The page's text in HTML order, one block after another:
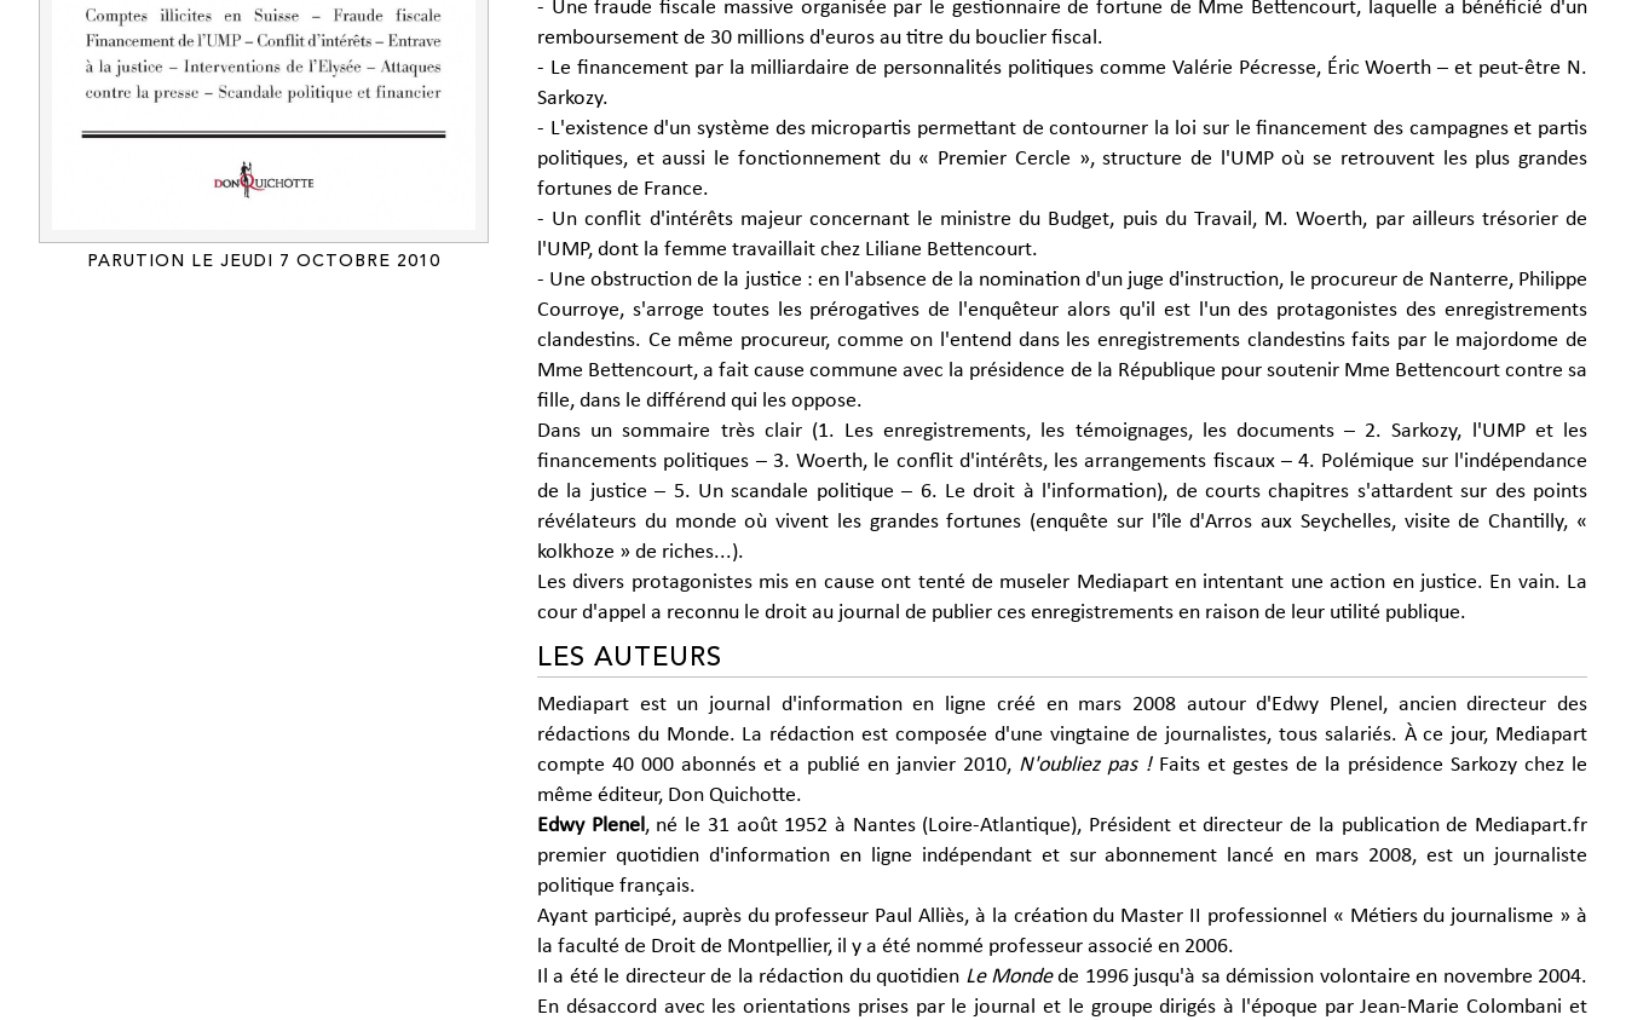
PARUTION LE JEUDI 7 OCTOBRE 2010
- Une fraude fiscale massive organisée par le gestionnaire de fortune de Mme Bettencourt, laquelle a bénéficié d'un
remboursement de 30 millions d'euros au titre du bouclier fiscal.
- Le financement par la milliardaire de personnalités politiques comme Valérie Pécresse, Éric Woerth – et peut-être N.
Sarkozy.
- L'existence d'un système des micropartis permettant de contourner la loi sur le financement des campagnes et partis
politiques, et aussi le fonctionnement du « Premier Cercle », structure de l'UMP où se retrouvent les plus grandes
fortunes de France.
- Un conflit d'intérêts majeur concernant le ministre du Budget, puis du Travail, M. Woerth, par ailleurs trésorier de
l'UMP, dont la femme travaillait chez Liliane Bettencourt.
- Une obstruction de la justice : en l'absence de la nomination d'un juge d'instruction, le procureur de Nanterre, Philippe
Courroye, s'arroge toutes les prérogatives de l'enquêteur alors qu'il est l'un des protagonistes des enregistrements
clandestins. Ce même procureur, comme on l'entend dans les enregistrements clandestins faits par le majordome de
Mme Bettencourt, a fait cause commune avec la présidence de la République pour soutenir Mme Bettencourt contre sa
fille, dans le différend qui les oppose.
Dans un sommaire très clair (1. Les enregistrements, les témoignages, les documents – 2. Sarkozy, l'UMP et les
financements politiques – 3. Woerth, le conflit d'intérêts, les arrangements fiscaux – 4. Polémique sur l'indépendance
de la justice – 5. Un scandale politique – 6. Le droit à l'information), de courts chapitres s'attardent sur des points
révélateurs du monde où vivent les grandes fortunes (enquête sur l'île d'Arros aux Seychelles, visite de Chantilly, «
kolkhoze » de riches...).
Les divers protagonistes mis en cause ont tenté de museler Mediapart en intentant une action en justice. En vain. La
cour d'appel a reconnu le droit au journal de publier ces enregistrements en raison de leur utilité publique.
LES AUTEURS
Mediapart est un journal d'information en ligne créé en mars 2008 autour d'Edwy Plenel, ancien directeur des
rédactions du Monde. La rédaction est composée d'une vingtaine de journalistes, tous salariés. À ce jour, Mediapart
compte 40 000 abonnés et a publié en janvier 2010, N'oubliez pas !Faits et gestes de la présidence Sarkozy chez le
même éditeur, Don Quichotte.
Edwy Plenel, né le 31 août 1952 à Nantes (Loire-Atlantique), Président et directeur de la publication de Mediapart.fr
premier quotidien d'information en ligne indépendant et sur abonnement lancé en mars 2008, est un journaliste
politique français.
Ayant participé, auprès du professeur Paul Alliès, à la création du Master II professionnel « Métiers du journalisme » à
la faculté de Droit de Montpellier, il y a été nommé professeur associé en 2006.
Il a été le directeur de la rédaction du quotidien Le Mondede 1996 jusqu'à sa démission volontaire en novembre 2004.
En désaccord avec les orientations prises par le journal et le groupe dirigés à l'époque par Jean-Marie Colombani et